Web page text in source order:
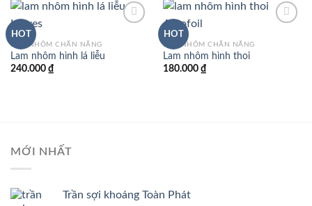
HOT
LAM NHÔM CHẮN NẮNG
Lam nhôm hình lá liễu
240.000 ₫
HOT
LAM NHÔM CHẮN NẮNG
Lam nhôm hình thoi
180.000 ₫
MỚI NHẤT
Trần sợi khoáng Toàn Phát